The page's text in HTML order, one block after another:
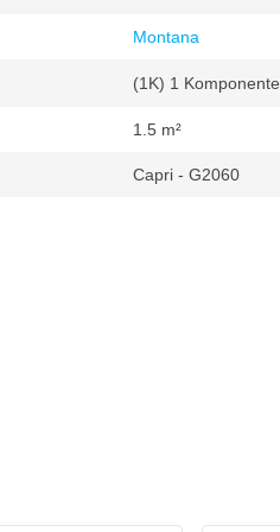
Montana
(1K) 1 Komponente
1.5 m²
Capri - G2060